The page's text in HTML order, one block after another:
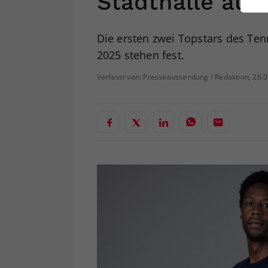
Die ersten zwei Topstars des
2025 stehen fest.
Verfasst von: Presseaussendung / Redaktion,